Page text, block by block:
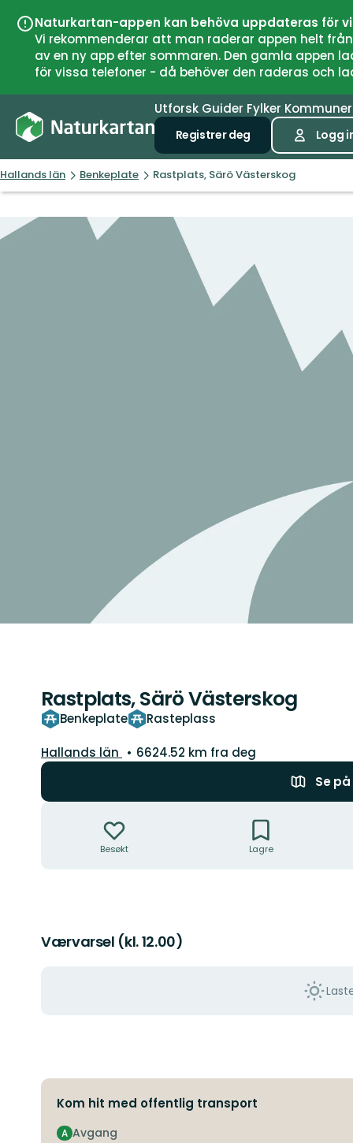
Naturkartan-appen kan behöva uppdateras för
Vi rekommenderar att man raderar appen helt
av en ny app efter sommaren. Den gamla
för vissa telefoner - då behöver den raderas och
Utforsk Guider Fylker Kommuner
Registrer deg Logg
Hallands län Benkeplate Rastplats, Särö Västerskog
Rastplats, Särö Västerskog
Benkeplate Rasteplass
Fylke:
Hallands län
6624.52 km fra deg
Se
Besøkt Lagre
Værvarsel (kl. 12.00)
Kom hit med offentlig transport
Avgang
A